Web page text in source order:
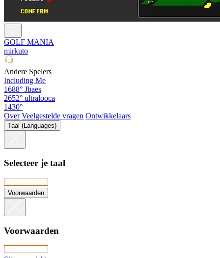
GOLF MANIA
mirkuto
Andere Spelers
Including Me
1688° Jbaes
2652° ultralooca
1430°
Over Veelgestelde vragen Ontwikkelaars
Taal (Languages)
Selecteer je taal
Voorwaarden
Voorwaarden